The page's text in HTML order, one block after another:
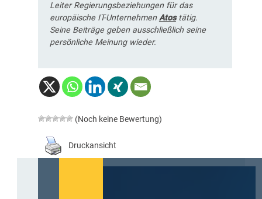
Leiter Regierungsbeziehungen für das
europäische IT-UnternehmenAtostätig.
Seine Beiträge geben ausschließlich seine
persönliche Meinung wieder.
(Noch keine Bewertung)
Druckansicht